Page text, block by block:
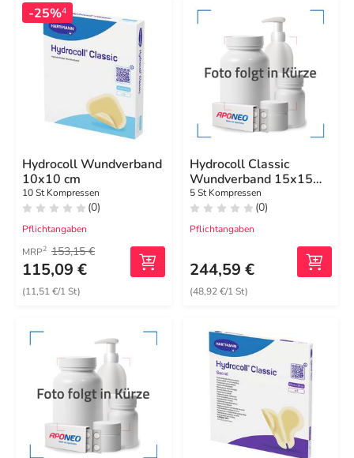
-25%4
Hydrocoll Wundverband
10x10 cm
10 St Kompressen
(0)
Pflichtangaben
MRP2 153,15 €
115,09 €
(11,51 €/1 St)
Hydrocoll Classic
Wundverband 15x15
cm
5 St Kompressen
(0)
Pflichtangaben
244,59 €
(48,92 €/1 St)